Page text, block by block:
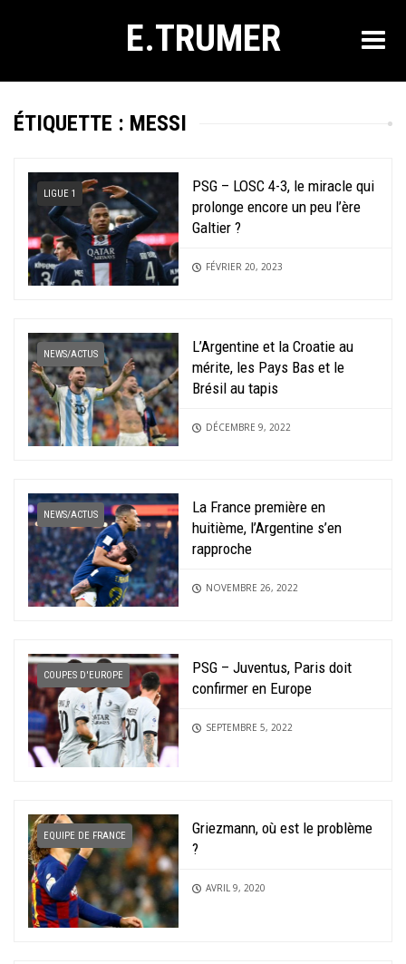
E.TRUMER
ÉTIQUETTE : MESSI
LIGUE 1
PSG – LOSC 4-3, le miracle qui
prolonge encore un peu l’ère
Galtier ?
FÉVRIER 20, 2023
NEWS/ACTUS
L’Argentine et la Croatie au
mérite, les Pays Bas et le
Brésil au tapis
DÉCEMBRE 9, 2022
NEWS/ACTUS
La France première en
huitième, l’Argentine s’en
rapproche
NOVEMBRE 26, 2022
COUPES D'EUROPE
PSG – Juventus, Paris doit
confirmer en Europe
SEPTEMBRE 5, 2022
EQUIPE DE FRANCE
Griezmann, où est le problème
?
AVRIL 9, 2020